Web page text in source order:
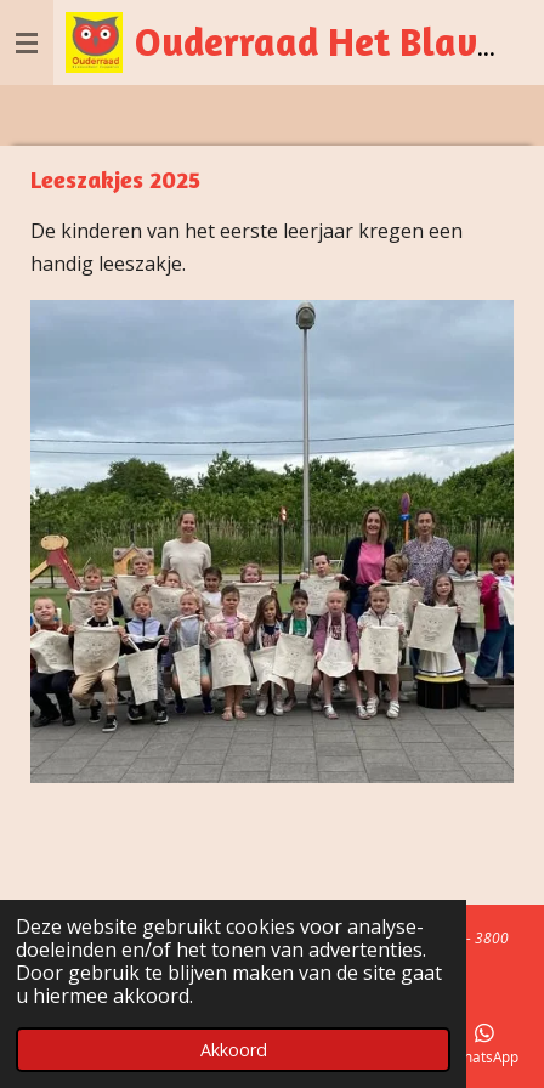
Deze website gebruikt cookies voor analyse-
doeleinden en/of het tonen van advertenties.
Door gebruik te blijven maken van de site gaat
u hiermee akkoord.
Akkoord
direct
Ouderraad Het Blavierke Zepperen
Leeszakjes 2025
De kinderen van het eerste leerjaar kregen een
handig leeszakje.
© 2018 Ouderraad Het Blavierke -info@ouderraadhetblavierke.be
- 3800
Zepperen (Sint-Truiden)
Telefoonnummer WhatsApp